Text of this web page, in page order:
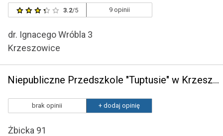
3.2/5 9 opinii
dr. Ignacego Wróbla 3
Krzeszowice
Niepubliczne Przedszkole "Tuptusie" w Krzeszowicach
brak opinii + dodaj opinię
Żbicka 91